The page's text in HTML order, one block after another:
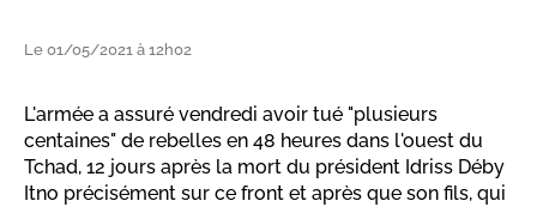
Le 01/05/2021 à 12h02
L'armée a assuré vendredi avoir tué "plusieurs
centaines" de rebelles en 48 heures dans l'ouest du
Tchad, 12 jours après la mort du président Idriss Déby
Itno précisément sur ce front et après que son fils, qui